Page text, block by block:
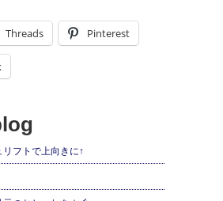
Threads Pinterest
フトで上向きに↑